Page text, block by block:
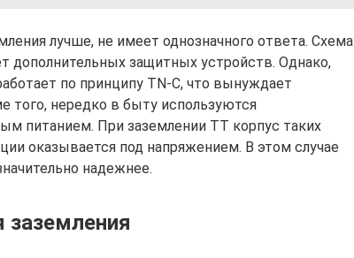
лучше, не имеет однозначного ответа. Схема
дополнительных защитных устройств. Однако,
по принципу TN-C, что вынуждает
того, нередко в быту используются
питанием. При заземлении ТТ корпус таких
оказывается под напряжением. В этом случае
надежнее.